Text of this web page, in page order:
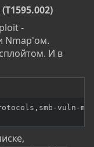
-
Nmap'ом.
И в
vuln-